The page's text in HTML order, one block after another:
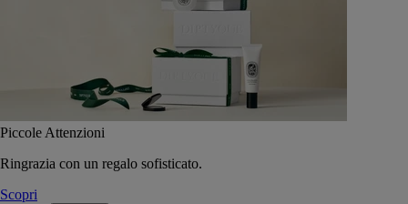
Piccole Attenzioni
Ringrazia con un regalo sofisticato.
Scopri